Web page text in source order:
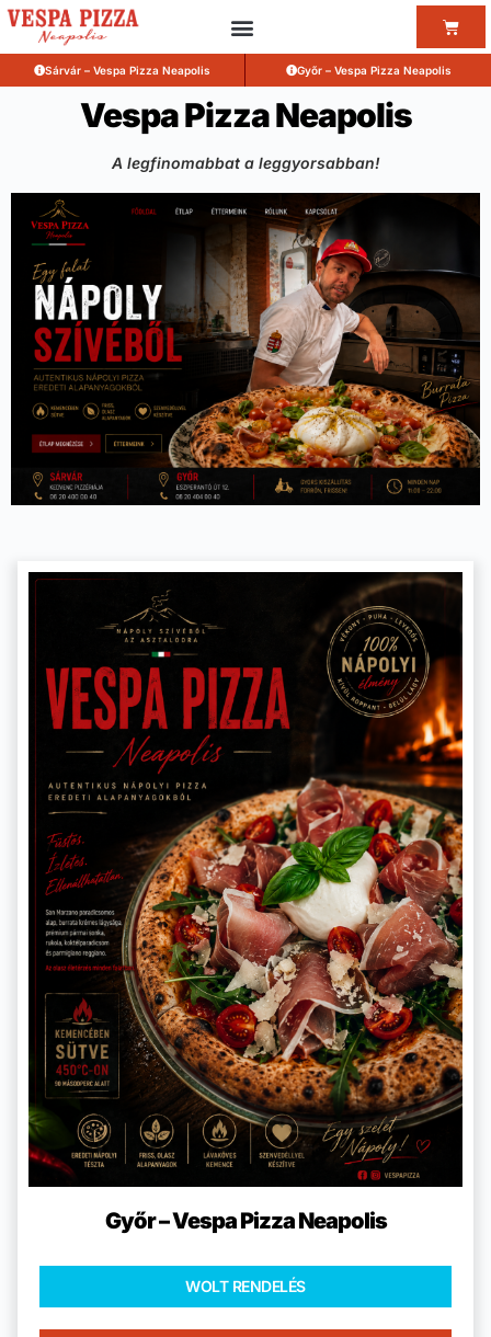
Sárvár – Vespa Pizza Neapolis Győr – Vespa Pizza Neapolis
Vespa Pizza Neapolis
A legfinomabbat a leggyorsabban!
Győr – Vespa Pizza Neapolis
WOLT RENDELÉS